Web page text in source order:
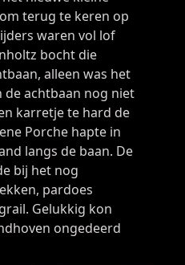
terug te keren op
waren vol lof
bocht die
alleen was het
de achtbaan nog niet
karretje te hard de
Porche hapte in
langs de baan. De
bij het nog
pardoes
Gelukkig kon
ongedeerd